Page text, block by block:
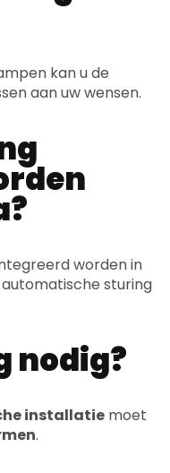
kan u de
aan uw wensen.
worden in
sturing
nodig?
installatie moet
.